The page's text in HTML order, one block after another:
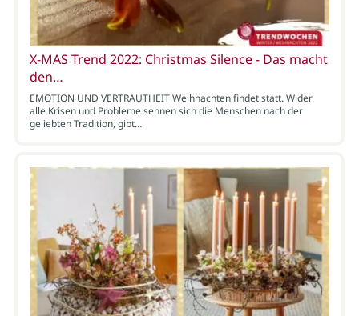
X-MAS Trend 2022: Christmas Silence - Das macht
den…
EMOTION UND VERTRAUTHEIT Weihnachten findet statt. Wider
alle Krisen und Probleme sehnen sich die Menschen nach der
geliebten Tradition, gibt…